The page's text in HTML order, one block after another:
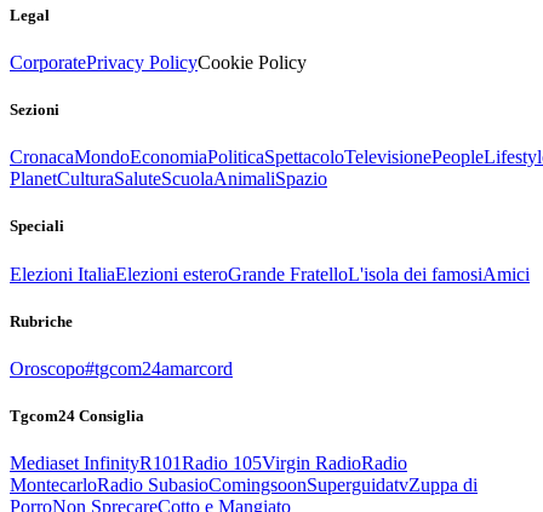
Legal
CorporatePrivacy PolicyCookie Policy
Sezioni
CronacaMondoEconomiaPoliticaSpettacoloTelevisionePeople
PlanetCulturaSaluteScuolaAnimaliSpazio
Speciali
Elezioni ItaliaElezioni esteroGrande FratelloL'isola dei famosiAmici
Rubriche
Oroscopo#tgcom24amarcord
Tgcom24 Consiglia
Mediaset InfinityR101Radio 105Virgin RadioRadio
MontecarloRadio SubasioComingsoonSuperguidatvZuppa di
PorroNon SprecareCotto e Mangiato